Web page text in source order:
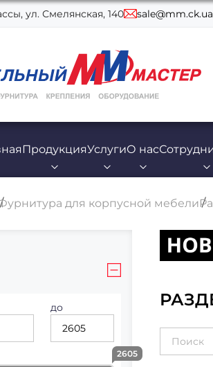
ул. Смелянская, 140 sale@mm.ck.ua
ПродукцияУслугиО нас
для корпусной мебели
до
2605